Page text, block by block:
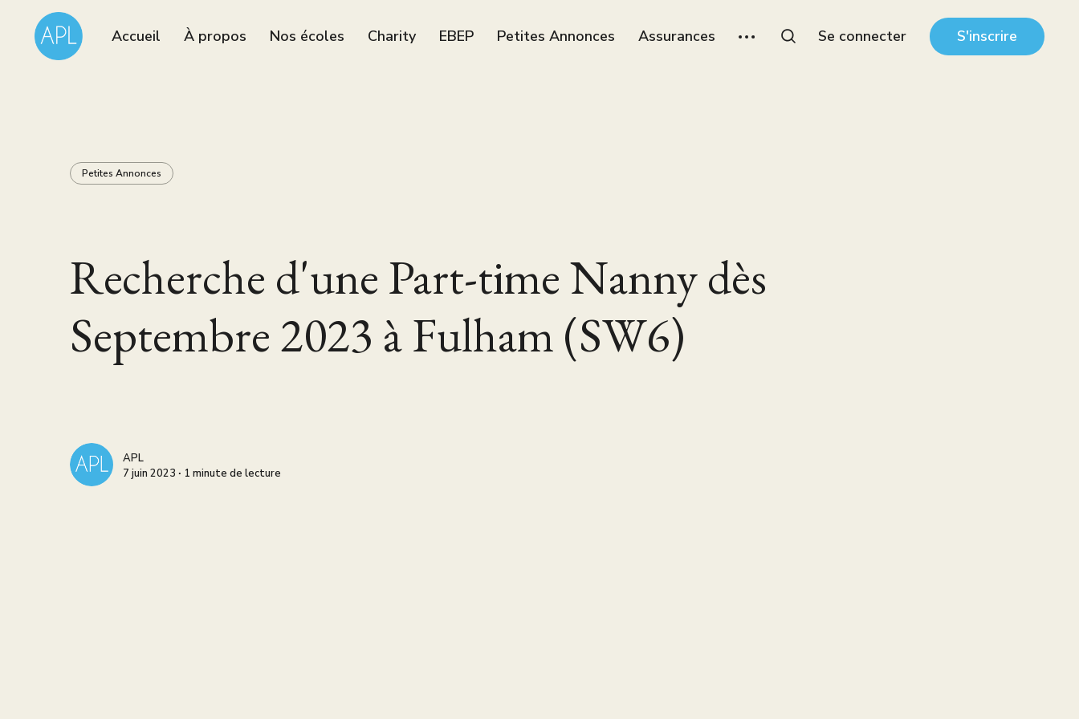
Accueil À propos Nos écoles Charity EBEP Petites Annonces Assurances Se connecter S'inscrire
Petites Annonces
Recherche d'une Part-time Nanny dès
Septembre 2023 à Fulham (SW6)
APL
7 juin 2023 ∙ 1 minute de lecture